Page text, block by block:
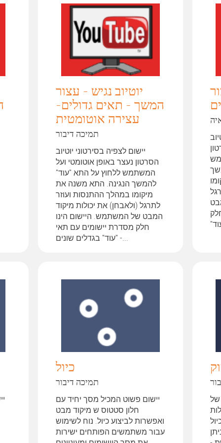
יוטיוב נגיש - עצור
המשך - תאים גדולים-
עצירה אוטומטית
תמיכה דיבור
יישום לצפיה בסירטוני יוטיוב
הסרטון נעצר באופן אוטומטי ועל
המשתמש ללחוץ על התא "עוד"
להמשך הנגינה. התא משנה את
מיקומו במהלך ההתנסות ועוזר
לתרגל (ולאבחן) את יכולות מיקוד
המבט של המשתמש. היישום הינו
חלק מסדרת יישומים עם תאי
"עוד" בגדלים שונים -...
כיול
תמיכה דיבור
יישום פשוט המכיל מסך יחיד עם
חלון סטטוס ש מיקוד מבט
ואפשרות לביצוע כיול. נוח לשימוש
עבור משתמשים הפותחים ישירות
של